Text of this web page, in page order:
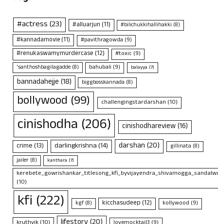
#actress(23) #alluarjun(11) #bilichukkihallihakki (8)
#kannadamovie(11) #pavithragowda (9)
#renukaswamymurdercase(12) #toxic(9)
'santhoshbagilagadde (8) bahubali (9) balayya (7)
bannadahejje(18) biggbosskannada (8)
bollywood (99) challengingstardarshan (10)
cinishodha (206) cinishodhareview(16)
crime(13) darlingkrishna(14) darshan(20) gillinata (8)
jailer (8) kanthara (7)
(10)
kfi (222) kgf(8) kicchasudeep(12) kollywood (9)